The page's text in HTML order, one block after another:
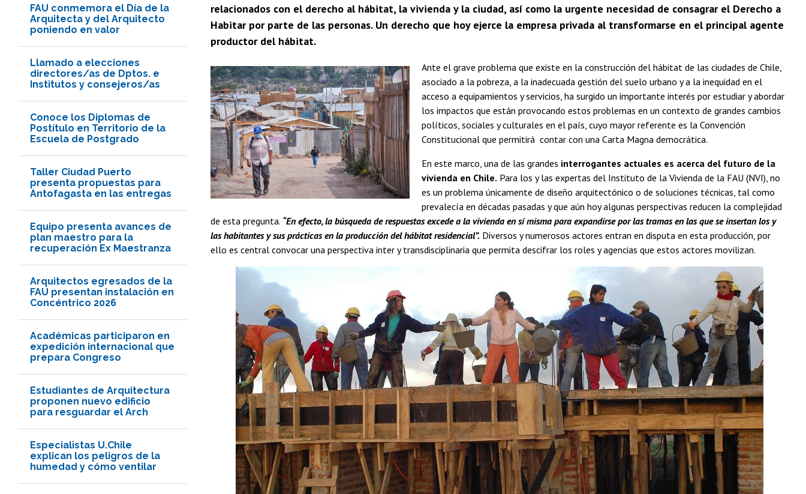
FAU conmemora el Día de la
Arquitecta y del Arquitecto
poniendo en valor
Llamado a elecciones
directores/as de Dptos. e
Institutos y consejeros/as
Conoce los Diplomas de
Postítulo en Territorio de la
Escuela de Postgrado
Taller Ciudad Puerto
presenta propuestas para
Antofagasta en las entregas
Equipo presenta avances de
plan maestro para la
recuperación Ex Maestranza
Arquitectos egresados de la
FAU presentan instalación en
Concéntrico 2026
Académicas participaron en
expedición internacional que
prepara Congreso
Estudiantes de Arquitectura
proponen nuevo edificio
para resguardar el Arch
Especialistas U.Chile
explican los peligros de la
humedad y cómo ventilar
relacionados con el derecho al hábitat, la vivienda y la ciudad, así como la urgente necesidad de consagrar el Derecho a
Habitar por parte de las personas. Un derecho que hoy ejerce la empresa privada al transformarse en el principal agente
productor del hábitat.
Ante el grave problema que existe en la construcción del hábitat de las ciudades de Chile,
asociado a la pobreza, a la inadecuada gestión del suelo urbano y a la inequidad en el
acceso a equipamientos y servicios, ha surgido un importante interés por estudiar y abordar
los impactos que están provocando estos problemas en un contexto de grandes cambios
políticos, sociales y culturales en el país, cuyo mayor referente es la Convención
Constitucional que permitirá contar con una Carta Magna democrática.
En este marco, una de las grandes interrogantes actuales es acerca del futuro de la
vivienda en Chile. Para los y las expertas del Instituto de la Vivienda de la FAU (NVI), no
es un problema únicamente de diseño arquitectónico o de soluciones técnicas, tal como
prevalecía en décadas pasadas y que aún hoy algunas perspectivas reducen la complejidad
de esta pregunta. “En efecto, la búsqueda de respuestas excede a la vivienda en sí misma para expandirse por las tramas en las que se insertan los y
las habitantes y sus prácticas en la producción del hábitat residencial”. Diversos y numerosos actores entran en disputa en esta producción, por
ello es central convocar una perspectiva inter y transdisciplinaria que permita descifrar los roles y agencias que estos actores movilizan.